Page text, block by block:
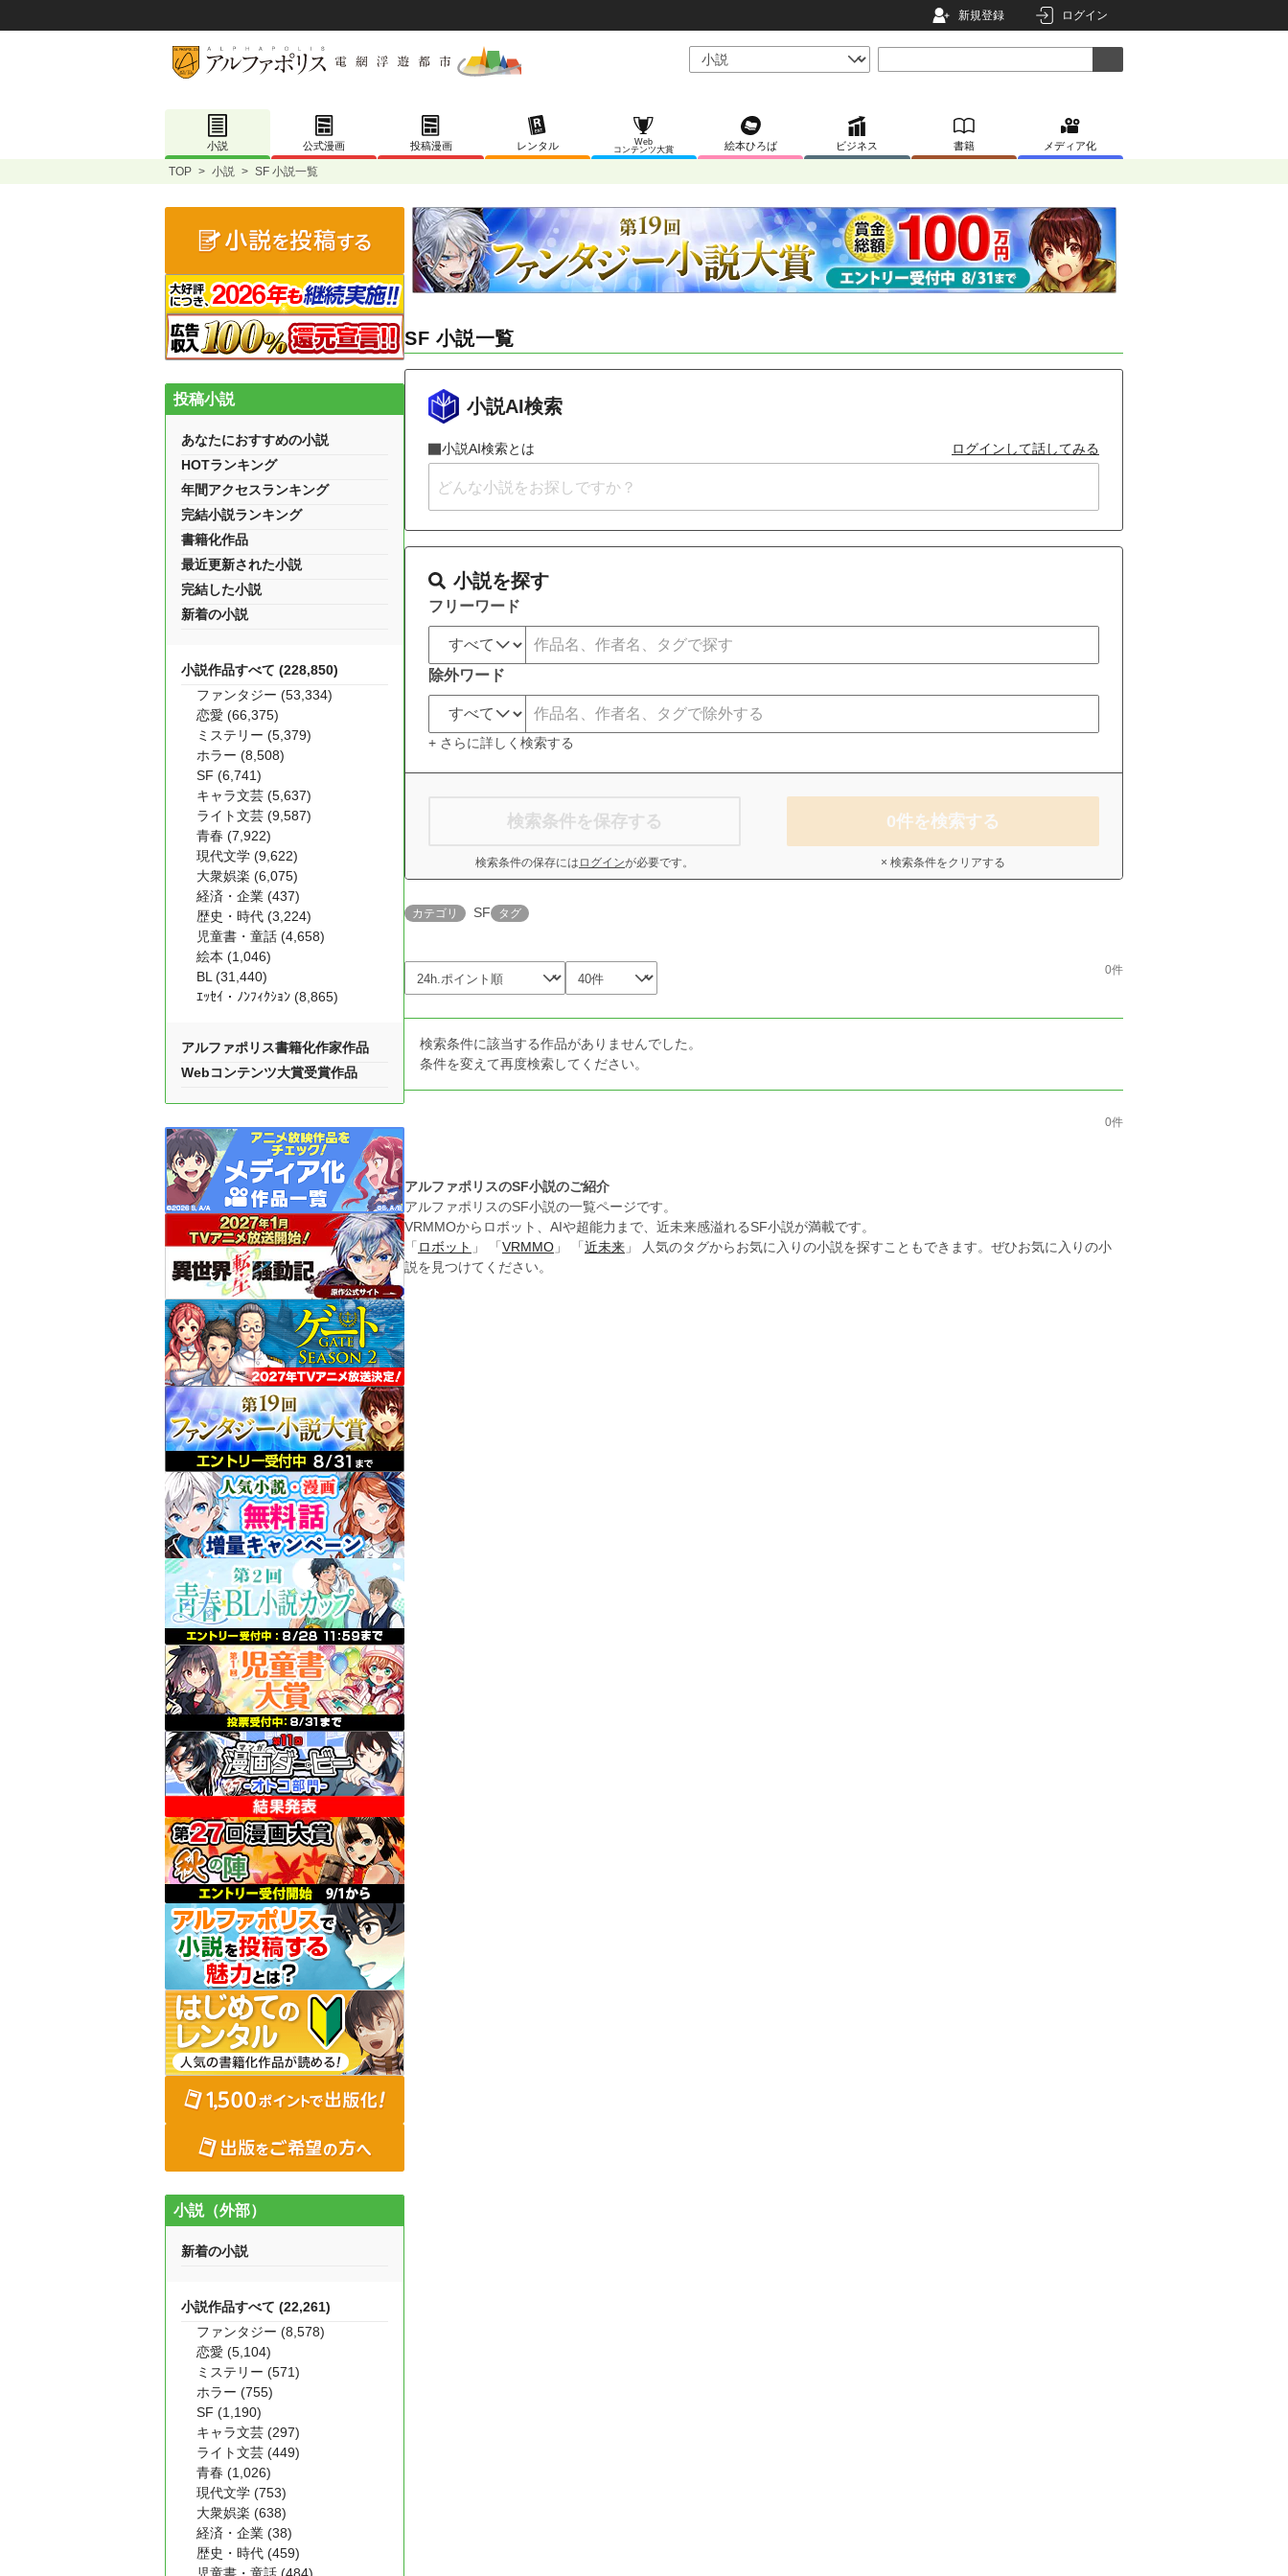
新規登録 ログイン
小説 公式漫画 投稿漫画 レンタル
Web
コンテンツ大賞
絵本ひろば ビジネス 書籍 メディア化
TOP > 小説 > SF 小説一覧
SF 小説一覧
小説AI検索
小説AI検索とは ログインして話してみる
小説を探す
フリーワード
除外ワード
+ さらに詳しく検索する
検索条件を保存する
検索条件の保存には ログインが必要です。
0件を検索する
× 検索条件をクリアする
カテゴリ SF タグ
0件
検索条件に該当する作品がありませんでした。
条件を変えて再度検索してください。
0件
アルファポリスのSF小説のご紹介
アルファポリスのSF小説の一覧ページです。
VRMMOからロボット、AIや超能力まで、近未来感溢れるSF小説が満載です。
「 ロボット 」 「 VRMMO 」 「 近未来 」 人気のタグからお気に入りの小説を探すこともできます。ぜひお気に入りの小
説を見つけてください。
投稿小説
あなたにおすすめの小説
HOTランキング
年間アクセスランキング
完結小説ランキング
書籍化作品
最近更新された小説
完結した小説
新着の小説
小説作品すべて (228,850)
ファンタジー (53,334)
恋愛 (66,375)
ミステリー (5,379)
ホラー (8,508)
SF (6,741)
キャラ文芸 (5,637)
ライト文芸 (9,587)
青春 (7,922)
現代文学 (9,622)
大衆娯楽 (6,075)
経済・企業 (437)
歴史・時代 (3,224)
児童書・童話 (4,658)
絵本 (1,046)
BL (31,440)
ｴｯｾｲ・ﾉﾝﾌｨｸｼｮﾝ (8,865)
アルファポリス書籍化作家作品
Webコンテンツ大賞受賞作品
小説（外部）
新着の小説
小説作品すべて (22,261)
ファンタジー (8,578)
恋愛 (5,104)
ミステリー (571)
ホラー (755)
SF (1,190)
キャラ文芸 (297)
ライト文芸 (449)
青春 (1,026)
現代文学 (753)
大衆娯楽 (638)
経済・企業 (38)
歴史・時代 (459)